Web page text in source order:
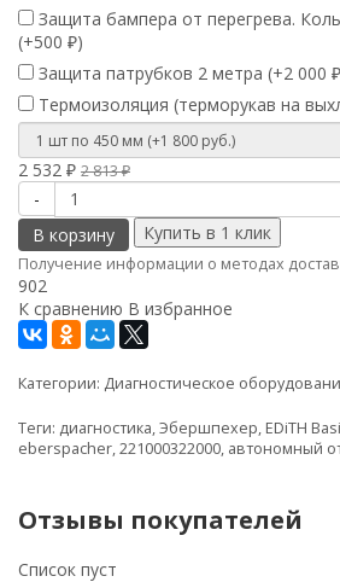
Защита бампера от перегрева.
(+500 ₽)
Защита патрубков 2 метра (+2 000 ₽
Термоизоляция (терморукав на
2 532 ₽ 2 813₽
-
В корзину
Получение информации о методах
902
К сравнению В избранное
Категории: Диагностическое
Теги: диагностика,Эбершпехер, EDiTH
eberspacher,221000322000, автономный
Отзывы покупателей
Список пуст